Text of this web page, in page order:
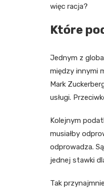
więc racja?
Które
Jednym z
między innymi
Mark
usługi.
Kolejnym
musiałby
odprowadza.
jednej stawki
Tak